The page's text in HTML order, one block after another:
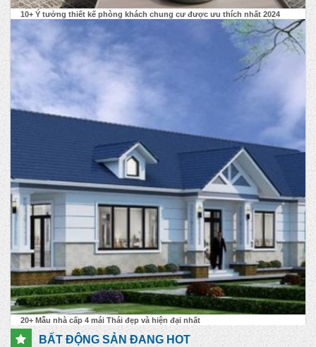
10+ Ý tưởng thiết kế phòng khách chung cư được ưu thích nhất 2024
20+ Mẫu nhà cấp 4 mái Thái đẹp và hiện đại nhất
BẤT ĐỘNG SẢN ĐANG HOT